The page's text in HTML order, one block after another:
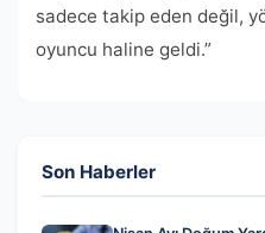
sadece takip eden değil,
oyuncu haline geldi.”
Son Haberler